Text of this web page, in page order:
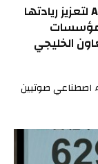
شركة CNTXT AI تستحوذ على Actualize لتعزيز ريادتها
الخليجي
اصطناعي صوتيين